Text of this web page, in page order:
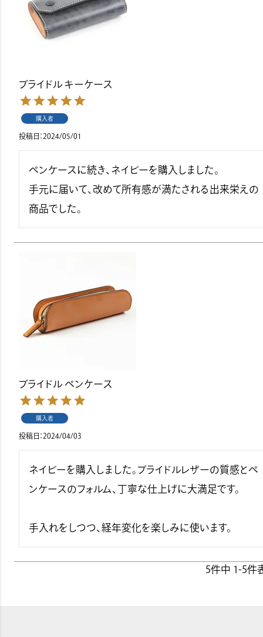
ブライドル キーケース
購入者
投稿日 2024/05/01
ペンケースに続き、ネイビーを購入しました。
手元に届いて、改めて所有感が満たされる出来栄えの
商品でした。
ブライドル ペンケース
購入者
投稿日 2024/04/03
ネイビーを購入しました。ブライドルレザーの質感とペ
ンケースのフォルム、丁寧な仕上げに大満足です。
手入れをしつつ、経年変化を楽しみに使います。
5件中 1-5件